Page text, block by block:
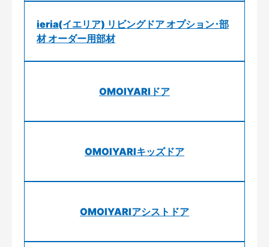
ieria(イエリア) リビングドア オプション･部
材 オーダー用部材
OMOIYARIドア
OMOIYARIキッズドア
OMOIYARIアシストドア